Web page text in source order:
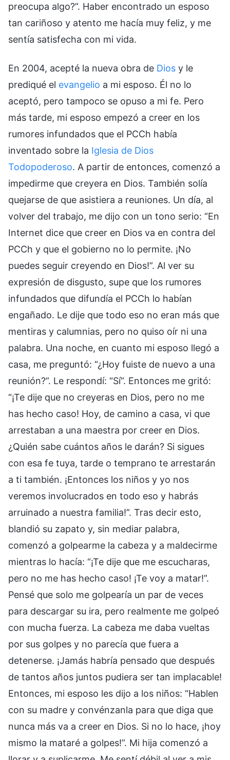
preocupa algo?”. Haber encontrado un esposo
tan cariñoso y atento me hacía muy feliz, y me
sentía satisfecha con mi vida.
En 2004, acepté la nueva obra de Dios y le
prediqué el evangelio a mi esposo. Él no lo
aceptó, pero tampoco se opuso a mi fe. Pero
más tarde, mi esposo empezó a creer en los
rumores infundados que el PCCh había
inventado sobre la Iglesia de Dios
Todopoderoso. A partir de entonces, comenzó a
impedirme que creyera en Dios. También solía
quejarse de que asistiera a reuniones. Un día, al
volver del trabajo, me dijo con un tono serio: “En
Internet dice que creer en Dios va en contra del
PCCh y que el gobierno no lo permite. ¡No
puedes seguir creyendo en Dios!”. Al ver su
expresión de disgusto, supe que los rumores
infundados que difundía el PCCh lo habían
engañado. Le dije que todo eso no eran más que
mentiras y calumnias, pero no quiso oír ni una
palabra. Una noche, en cuanto mi esposo llegó a
casa, me preguntó: “¿Hoy fuiste de nuevo a una
reunión?”. Le respondí: “Sí”. Entonces me gritó:
“¡Te dije que no creyeras en Dios, pero no me
has hecho caso! Hoy, de camino a casa, vi que
arrestaban a una maestra por creer en Dios.
¿Quién sabe cuántos años le darán? Si sigues
con esa fe tuya, tarde o temprano te arrestarán
a ti también. ¡Entonces los niños y yo nos
veremos involucrados en todo eso y habrás
arruinado a nuestra familia!”. Tras decir esto,
blandió su zapato y, sin mediar palabra,
comenzó a golpearme la cabeza y a maldecirme
mientras lo hacía: “¡Te dije que me escucharas,
pero no me has hecho caso! ¡Te voy a matar!”.
Pensé que solo me golpearía un par de veces
para descargar su ira, pero realmente me golpeó
con mucha fuerza. La cabeza me daba vueltas
por sus golpes y no parecía que fuera a
detenerse. ¡Jamás habría pensado que después
de tantos años juntos pudiera ser tan implacable!
Entonces, mi esposo les dijo a los niños: “Hablen
con su madre y convénzanla para que diga que
nunca más va a creer en Dios. Si no lo hace, ¡hoy
mismo la mataré a golpes!”. Mi hija comenzó a